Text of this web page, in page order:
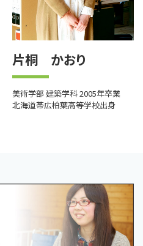
片桐 かおり
美術学部 建築学科 2005年卒業
北海道帯広柏葉高等学校出身